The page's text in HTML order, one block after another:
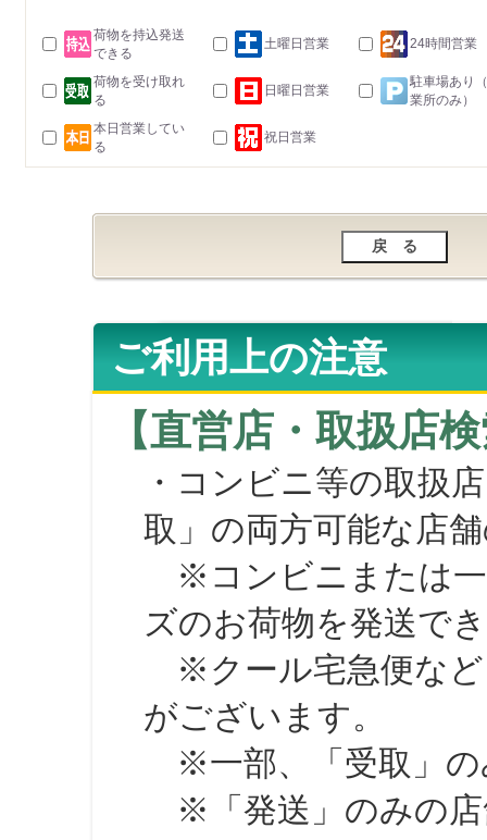
荷物を持込発送
できる
土曜日営業 24時間営業
荷物を受け取れ
る
日曜日営業
駐車場あり
業所のみ）
本日営業してい
る
祝日営業
ご利用上の注意
【直営店・取扱店
・コンビニ等の取扱
取」の両方可能な店
※コンビニまたは一
ズのお荷物を発送で
※クール宅急便など
がございます。
※一部、「受取」の
※「発送」のみの店